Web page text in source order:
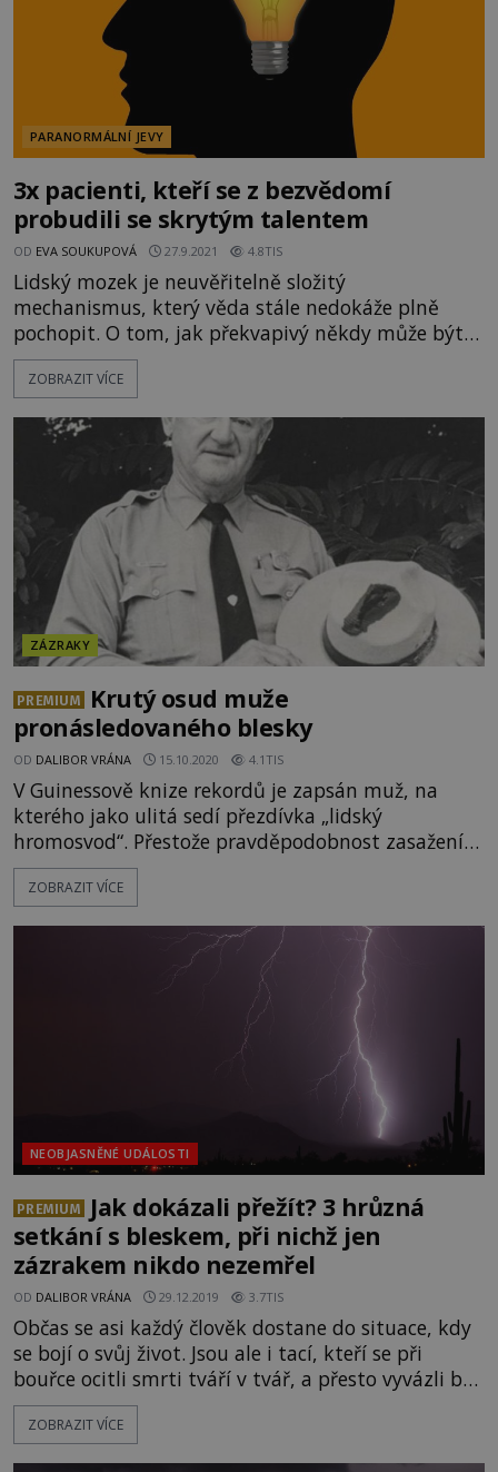
PARANORMÁLNÍ JEVY
3x pacienti, kteří se z bezvědomí
probudili se skrytým talentem
OD EVA SOUKUPOVÁ 27.9.2021 4.8TIS
Lidský mozek je neuvěřitelně složitý
mechanismus, který věda stále nedokáže plně
pochopit. O tom, jak překvapivý někdy může být,
svědčí případy lidí, kteří během bezvědomí
nějakým nevyjasněným způsobem nabyli
PAMĚŤ Italský přistěhovalec Franco Magnani žijící
v 60. letech v San Francisku, prodělá těžkou
ZOBRAZIT VÍCE
ZÁZRAKY
PREMIUM
Krutý osud muže
pronásledovaného blesky
OD DALIBOR VRÁNA 15.10.2020 4.1TIS
V Guinessově knize rekordů je zapsán muž, na
kterého jako ulitá sedí přezdívka „lidský
hromosvod“. Přestože pravděpodobnost zasažení
člověka bleskem je ve Spojených státech
amerických zhruba 1:300 000, Roy Cleveland
život! Zdá se, že nějakým záhadným způsobem
blesky přitahuje. [caption id="attachment
ZOBRAZIT VÍCE
NEOBJASNĚNÉ UDÁLOSTI
PREMIUM
Jak dokázali přežít? 3 hrůzná
setkání s bleskem, při nichž jen
zázrakem nikdo nezemřel
OD DALIBOR VRÁNA 29.12.2019 3.7TIS
Občas se asi každý člověk dostane do situace, kdy
se bojí o svůj život. Jsou ale i tací, kteří se při
bouřce ocitli smrti tváří v tvář, a přesto vyvázli bez
větší úhony. Jakému zázraku vděčí za svou
záchranu? Před blesky je potřeba mít se na
ZOBRAZIT VÍCE